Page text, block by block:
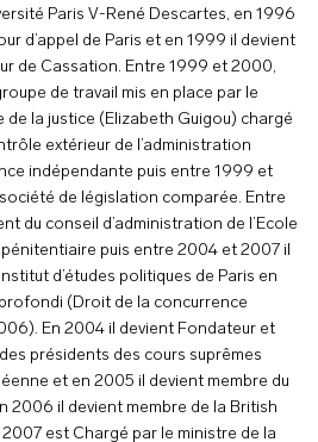
Paris V-René Descartes, en 1996
d’appel de Paris et en 1999 il devient
de Cassation. Entre 1999 et 2000,
de travail mis en place par le
de la justice (Elizabeth Guigou) chargé
extérieur de l’administration
indépendante puis entre 1999 et
de législation comparée. Entre
du conseil d’administration de l’Ecole
puis entre 2004 et 2007 il
d’études politiques de Paris en
(Droit de la concurrence
En 2004 il devient Fondateur et
présidents des cours suprêmes
et en 2005 il devient membre du
2006 il devient membre de la British
est Chargé par le ministre de la